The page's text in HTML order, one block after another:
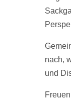
nach,
und